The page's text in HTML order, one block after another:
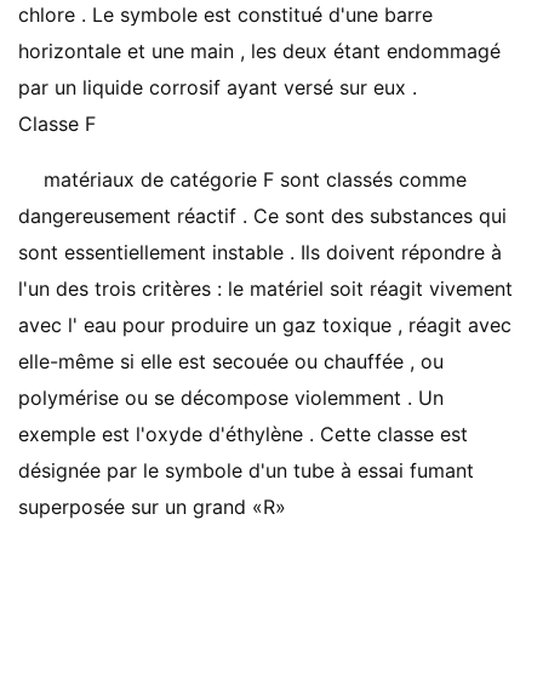
chlore . Le symbole est constitué d'une barre
horizontale et une main , les deux étant endommagé
par un liquide corrosif ayant versé sur eux .
Classe F
matériaux de catégorie F sont classés comme
dangereusement réactif . Ce sont des substances qui
sont essentiellement instable . Ils doivent répondre à
l'un des trois critères : le matériel soit réagit vivement
avec l' eau pour produire un gaz toxique , réagit avec
elle-même si elle est secouée ou chauffée , ou
polymérise ou se décompose violemment . Un
exemple est l'oxyde d'éthylène . Cette classe est
désignée par le symbole d'un tube à essai fumant
superposée sur un grand «R»